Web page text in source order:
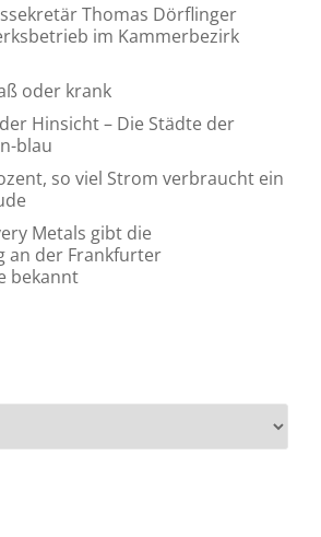
Thomas Dörflinger
im Kammerbezirk
oder krank
Hinsicht – Die Städte der
blau
so viel Strom verbraucht ein
Metals gibt die
an der Frankfurter
bekannt